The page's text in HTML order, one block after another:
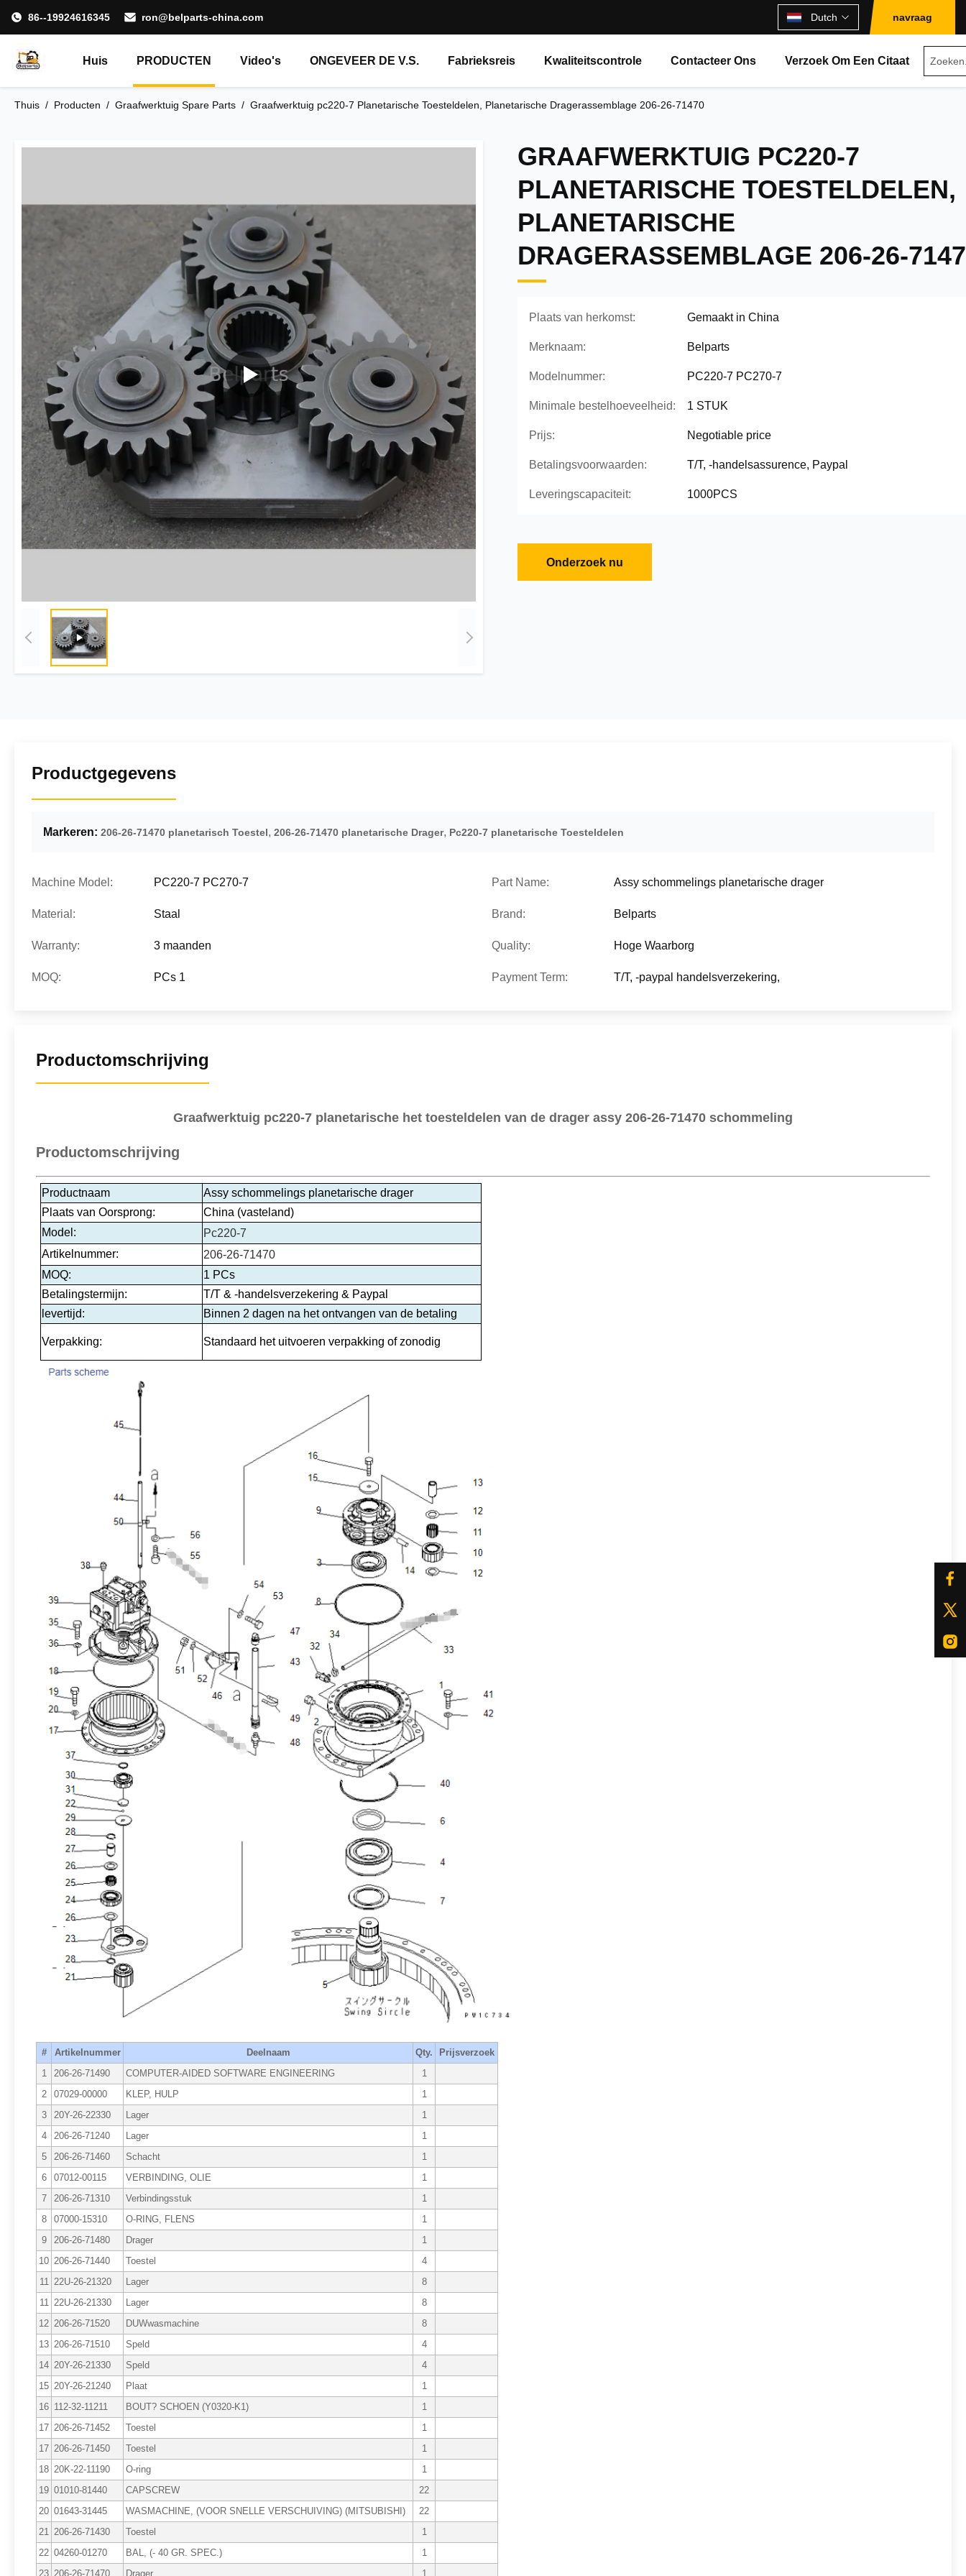
86--19924616345 ron@belparts-china.com Dutch navraag
Huis PRODUCTEN Video's ONGEVEER DE V.S. Fabrieksreis Kwaliteitscontrole Contacteer Ons Verzoek Om Een Citaat
Thuis / Producten / Graafwerktuig Spare Parts / Graafwerktuig pc220-7 Planetarische Toesteldelen, Planetarische Dragerassemblage 206-26-71470
GRAAFWERKTUIG PC220-7
PLANETARISCHE TOESTELDELEN,
PLANETARISCHE
DRAGERASSEMBLAGE 206-26-
Plaats van herkomst: Gemaakt in China
Merknaam: Belparts
Modelnummer: PC220-7 PC270-7
Minimale bestelhoeveelheid: 1 STUK
Prijs: Negotiable price
Betalingsvoorwaarden: T/T, -handelsassurence, Paypal
Leveringscapaciteit: 1000PCS
Onderzoek nu
Productgegevens
Markeren: 206-26-71470 planetarisch Toestel, 206-26-71470 planetarische Drager, Pc220-7 planetarische Toesteldelen
Machine Model: PC220-7 PC270-7 Part Name: Assy schommelings planetarische drager
Material: Staal Brand: Belparts
Warranty: 3 maanden Quality: Hoge Waarborg
MOQ: PCs 1 Payment Term: T/T, -paypal handelsverzekering,
Productomschrijving
Graafwerktuig pc220-7 planetarische het toesteldelen van de drager assy 206-26-71470 schommeling
Productomschrijving
Productnaam
Assy schommelings planetarische drager
Plaats van Oorsprong:
China (vasteland)
Model:
Pc220-7
Artikelnummer:
206-26-71470
MOQ:
1 PCs
Betalingstermijn:
T/T & -handelsverzekering & Paypal
levertijd:
Binnen 2 dagen na het ontvangen van de betaling
Verpakking: Standaard het uitvoeren verpakking of zonodig
# Artikelnummer Deelnaam Qty.
Prijsverzoek
1
206-26-71490 COMPUTER-AIDED SOFTWARE ENGINEERING
1
2
07029-00000 KLEP, HULP
1
3
20Y-26-22330 Lager
1
4
206-26-71240 Lager
1
5
206-26-71460 Schacht
1
6
07012-00115 VERBINDING, OLIE
1
7
206-26-71310 Verbindingsstuk
1
8
07000-15310 O-RING, FLENS
1
9
206-26-71480 Drager
1
10 206-26-71440 Toestel
4
11 22U-26-21320 Lager
8
11 22U-26-21330 Lager
8
12 206-26-71520 DUWwasmachine
8
13 206-26-71510 Speld
4
14 20Y-26-21330 Speld
4
15 20Y-26-21240 Plaat
1
16 112-32-11211 BOUT? SCHOEN (Y0320-K1)
1
17 206-26-71452 Toestel
1
17 206-26-71450 Toestel
1
18 20K-22-11190 O-ring
1
19 01010-81440 CAPSCREW
22
20 01643-31445 WASMACHINE, (VOOR SNELLE VERSCHUIVING) (MITSUBISHI)
22
21 206-26-71430 Toestel
1
22 04260-01270 BAL, (- 40 GR. SPEC.)
1
23 206-26-71470 Drager 1